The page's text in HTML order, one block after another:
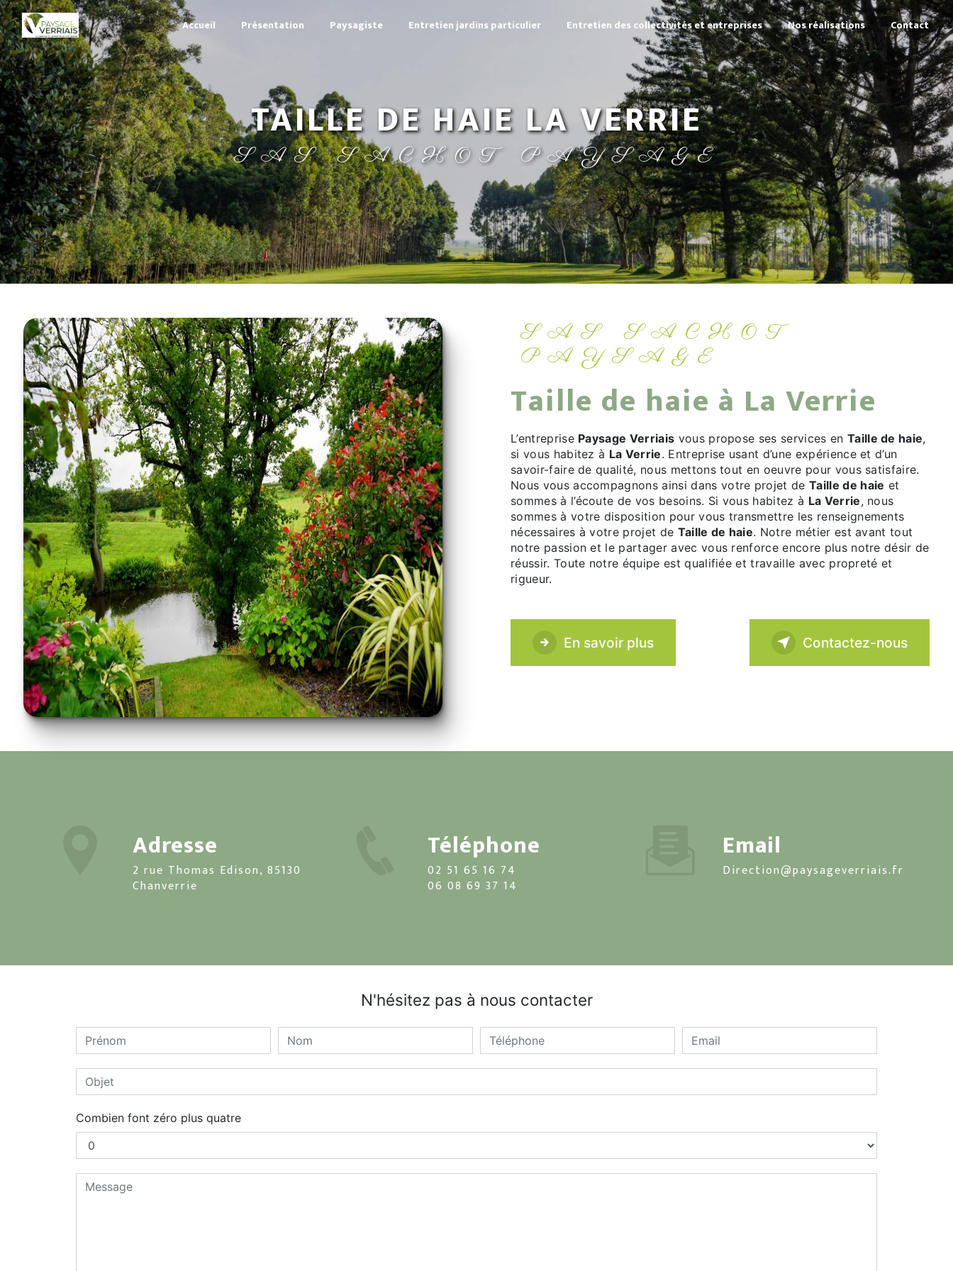
Accueil Présentation Paysagiste Entretien jardins particulier Entretien des collectivités et entreprises Nos réalisations Contact
TAILLE DE HAIE LA VERRIE
SAS SACHOT PAYSAGE
SAS SACHOT
PAYSAGE
Taille de haie à La Verrie
L’entreprise Paysage Verriais vous propose ses services en Taille de haie,
si vous habitez à La Verrie. Entreprise usant d’une expérience et d’un
savoir-faire de qualité, nous mettons tout en oeuvre pour vous satisfaire.
Nous vous accompagnons ainsi dans votre projet deTaille de haie et
sommes à l’écoute de vos besoins. Si vous habitez à La Verrie, nous
sommes à votre disposition pour vous transmettre les renseignements
nécessaires à votre projet de Taille de haie. Notre métier est avant tout
notre passion et le partager avec vous renforce encore plus notre désir de
réussir. Toute notre équipe est qualifiée et travaille avec propreté et
rigueur.
En savoir plus Contactez-nous
Adresse
2 rue Thomas Edison, 85130
Chanverrie
Téléphone
02 51 65 16 74
06 08 69 37 14
Email
direction@paysageverriais.fr
N'hésitez pas à nous contacter
Combien font zéro plus quatre
Panneau de gestion des cookies